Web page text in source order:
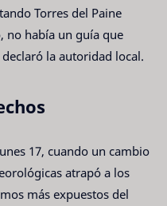
Torres del Paine
no había un guía que
la autoridad local.
17, cuando un cambio
atrapó a los
más expuestos del